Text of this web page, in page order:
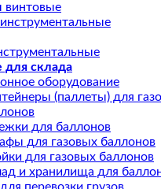
винтовые
для склада
оборудование
(паллеты) для
для баллонов
для газовых баллонов
для газовых баллонов
и хранилища для